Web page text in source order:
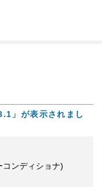
」が表示されまし
ンディショナ)